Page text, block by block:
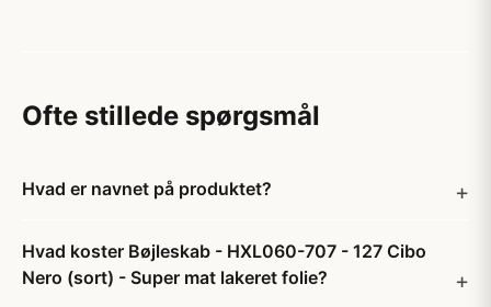
Ofte stillede spørgsmål
Hvad er navnet på produktet?
Hvad koster Bøjleskab - HXL060-707 - 127 Cibo
Nero (sort) - Super mat lakeret folie?